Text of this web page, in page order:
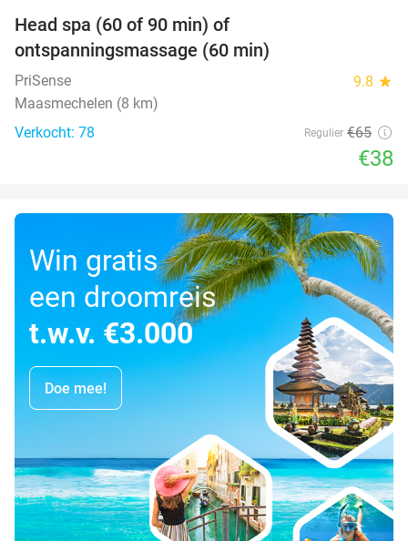
Head spa (60 of 90 min) of
ontspanningsmassage (60 min)
PriSense 9.8 star
Maasmechelen (8 km)
Verkocht: 78
Regulier €65
€38
Win gratis
een droomreis
t.w.v. €3.000
Doe mee!